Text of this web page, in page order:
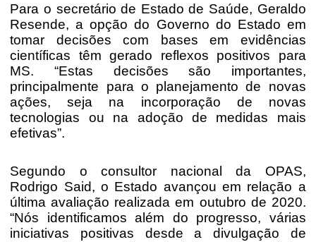
Para o secretário de Estado de Saúde, Geraldo
Resende, a opção do Governo do Estado em
tomar decisões com bases em evidências
científicas têm gerado reflexos positivos para
MS. “Estas decisões são importantes,
principalmente para o planejamento de novas
ações, seja na incorporação de novas
tecnologias ou na adoção de medidas mais
efetivas”.
Segundo o consultor nacional da OPAS,
Rodrigo Said, o Estado avançou em relação a
última avaliação realizada em outubro de 2020.
“Nós identificamos além do progresso, várias
iniciativas positivas desde a divulgação de